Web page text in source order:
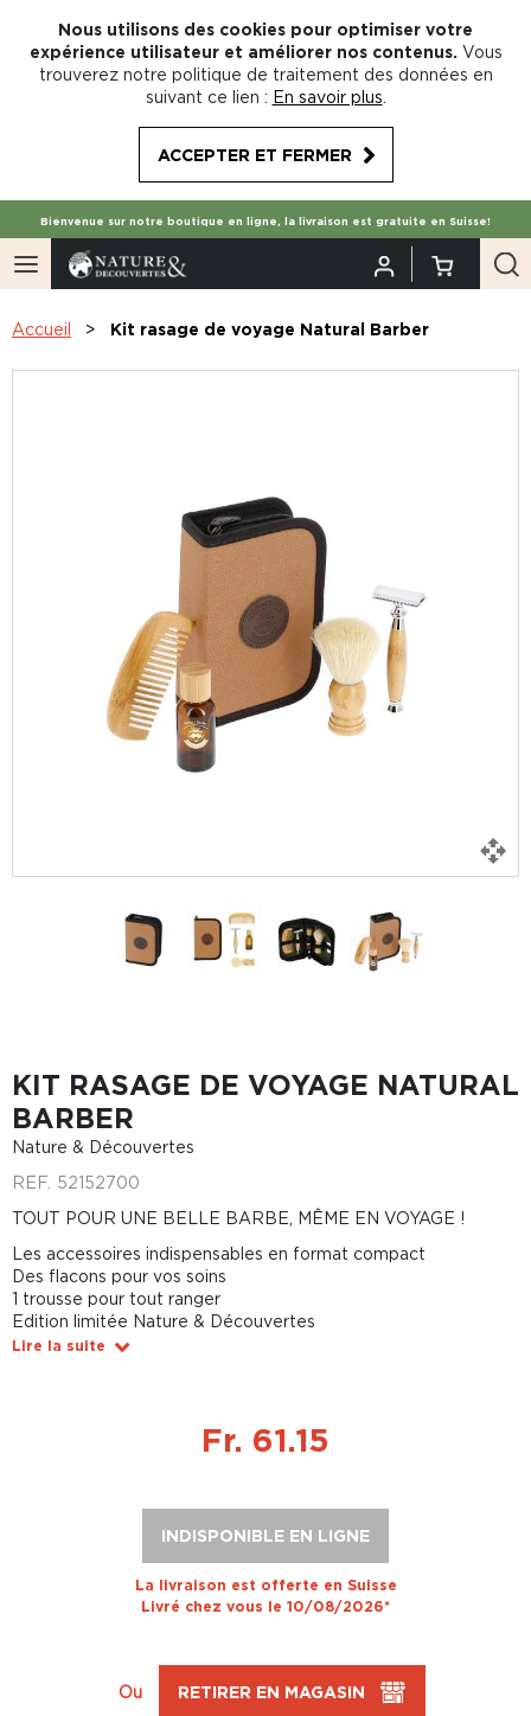
Nous utilisons des cookies pour optimiser votre
expérience utilisateur et améliorer nos contenus. Vous
trouverez notre politique de traitement des données en
suivant ce lien : En savoir plus
ACCEPTER ET FERMER
Bienvenue sur notre boutique en ligne, la livraison est gratuite en Suisse!
Accueil Kit rasage de voyage Natural Barber
KIT RASAGE DE VOYAGE NATURAL
BARBER
Nature & Découvertes
REF. 52152700
TOUT POUR UNE BELLE BARBE, MÊME EN VOYAGE !
Les accessoires indispensables en format compact
Des flacons pour vos soins
1 trousse pour tout ranger
Edition limitée Nature & Découvertes
Lire la suite
Fr. 61.15
INDISPONIBLE EN LIGNE
La livraison est offerte en Suisse
Livré chez vous le 10/08/2026*
Ou RETIRER EN MAGASIN